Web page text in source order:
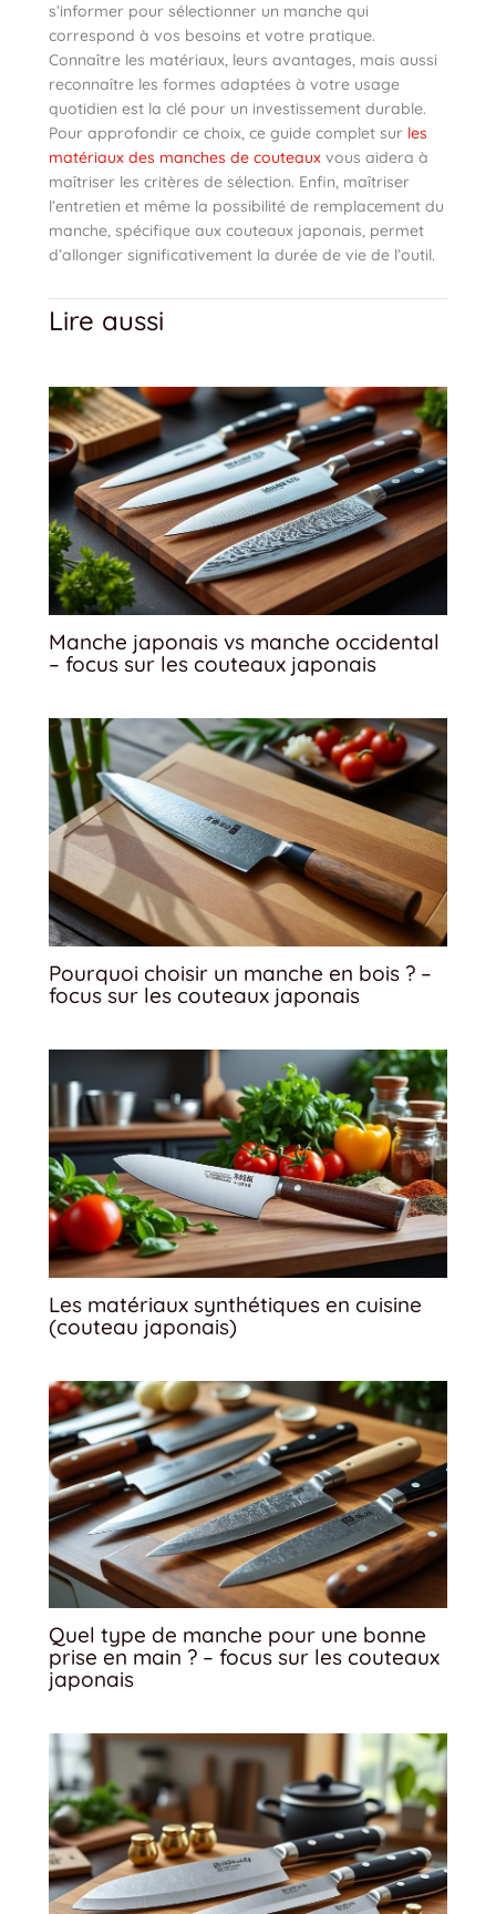
s’informer pour sélectionner un manche qui
correspond à vos besoins et votre pratique.
Connaître les matériaux, leurs avantages, mais aussi
reconnaître les formes adaptées à votre usage
quotidien est la clé pour un investissement durable.
Pour approfondir ce choix, ce guide complet sur les
matériaux des manches de couteaux vous aidera à
maîtriser les critères de sélection. Enfin, maîtriser
l’entretien et même la possibilité de remplacement du
manche, spécifique aux couteaux japonais, permet
d’allonger significativement la durée de vie de l’outil.
Lire aussi
Manche japonais vs manche occidental
– focus sur les couteaux japonais
Pourquoi choisir un manche en bois ? –
focus sur les couteaux japonais
Les matériaux synthétiques en cuisine
(couteau japonais)
Quel type de manche pour une bonne
prise en main ? – focus sur les couteaux
japonais